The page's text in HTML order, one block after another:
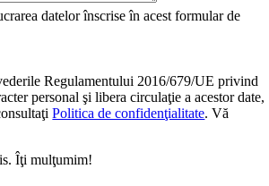
datelor înscrise în acest formular de
Regulamentului 2016/679/UE privind
personal şi libera circulaţie a acestor date,
Politica de confidenţialitate. Vă
Îţi mulţumim!